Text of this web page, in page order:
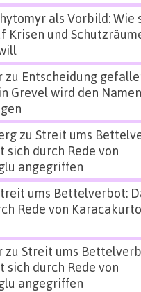
als Vorbild: Wie
Krisen und
zu Entscheidung
Grevel wird den
zu Streit ums
sich durch Rede von
angegriffen
ums Bettelverbot:
Rede von
zu Streit ums
sich durch Rede von
angegriffen